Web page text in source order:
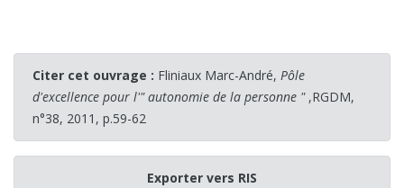
Citer cet ouvrage : Fliniaux Marc-André, Pôle
d'excellence pour l'" autonomie de la personne ",RGDM,
n°38, 2011, p.59-62
Exporter vers RIS